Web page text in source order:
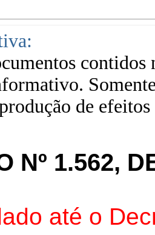
contidos
de
Nº 1.562,
até o